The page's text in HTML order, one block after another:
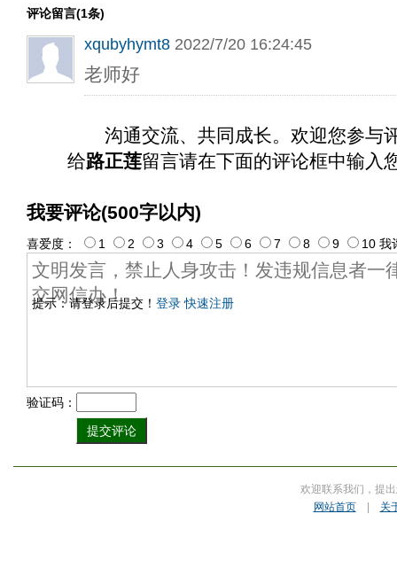
评论留言(1条)
xqubyhymt8 2022/7/20 16:24:45
老师好
沟通交流、共同成长。欢迎您参与
给路正莲留言请在下面的评论框中输入
我要评论(500字以内)
提示：请登录后提交！ 登录 快速注册
喜爱度： 1 2 3 4 5 6 7 8 9 10 我
验证码：
欢迎联系我们，提
网站首页| 关